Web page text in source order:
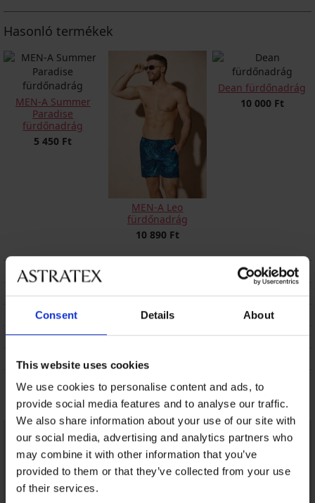
Consent Details About
This website uses cookies
We use cookies to personalise content and ads, to
provide social media features and to analyse our traffic.
We also share information about your use of our site with
our social media, advertising and analytics partners who
may combine it with other information that you’ve
provided to them or that they’ve collected from your use
of their services.
Hasonló termékek
MEN-A Summer
Paradise
fürdőnadrág
5 450 Ft
MEN-A Leo
fürdőnadrág
10 890 Ft
Dean fürdőnadrág
10 000 Ft
LEÍRÁS
SZÁLLÍTÁS ÉS FIZETÉS
ÁRUCSERE
KEZELÉS ÉS MOSÁS
A MÁRKÁRÓL
Talán tetszeni fog